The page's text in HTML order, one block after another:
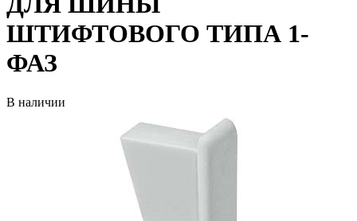
ШТИФТОВОГО ТИПА 1-
ФАЗ
В наличии